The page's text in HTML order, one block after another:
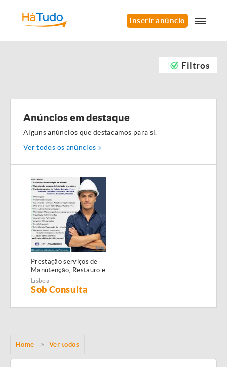
Inserir anúncio
Filtros
Anúncios em destaque
Alguns anúncios que destacamos para si.
Ver todos os anúncios
Prestação serviços de
Manutenção, Restauro e
Remodelação de
imóveis!
Lisboa
Sob Consulta
Home Ver todos